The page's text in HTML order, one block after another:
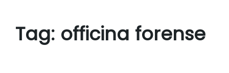
Tag: officina forense